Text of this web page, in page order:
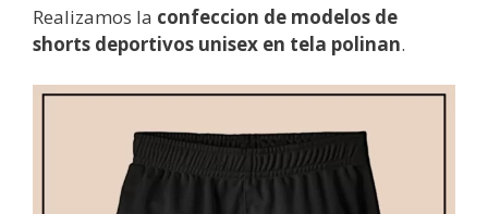
Realizamos la confeccion de modelos de
shorts deportivos unisex en tela polinan.